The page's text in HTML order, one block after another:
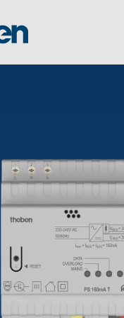
och rörelsedetektor
Beslysningsstyrning